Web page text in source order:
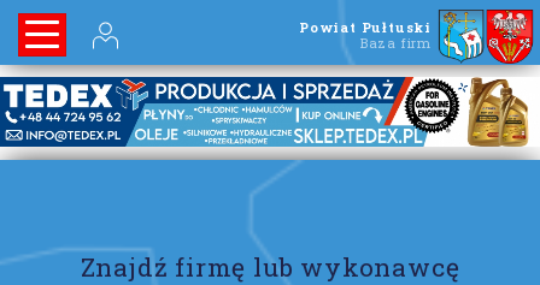
Powiat Pułtuski
Baza firm
Znajdź firmę lub wykonawcę